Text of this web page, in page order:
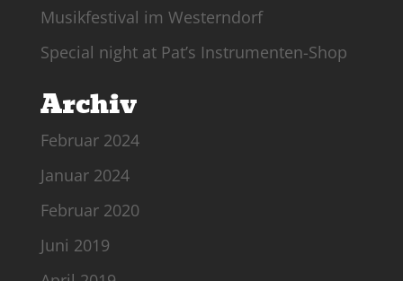
Musikfestival im Westerndorf
Special night at Pat’s Instrumenten-Shop
Archiv
Februar 2024
Januar 2024
Februar 2020
Juni 2019